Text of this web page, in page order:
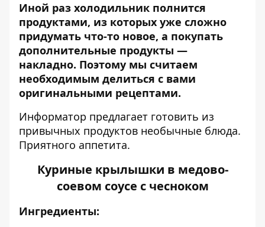
Иной раз холодильник полнится
продуктами, из которых уже сложно
придумать что-то новое, а покупать
дополнительные продукты —
накладно. Поэтому мы считаем
необходимым делиться с вами
оригинальными рецептами.
Информатор предлагает готовить из
привычных продуктов необычные блюда.
Приятного аппетита.
Куриные крылышки в медово-
соевом соусе с чесноком
Ингредиенты: